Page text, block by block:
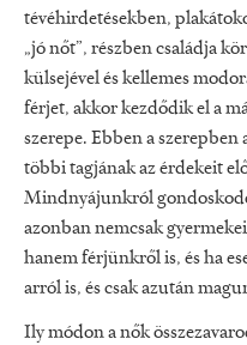
tévéhirdetésekben,
„jó nőt”, részben családja
külsejével és kellemes
férjet, akkor kezdődik el a
szerepe. Ebben a szerepben
többi tagjának az érdekeit
Mindnyájunkról
azonban nemcsak
hanem férjünkről is, és ha
arról is, és csak azután
Ily módon a nők